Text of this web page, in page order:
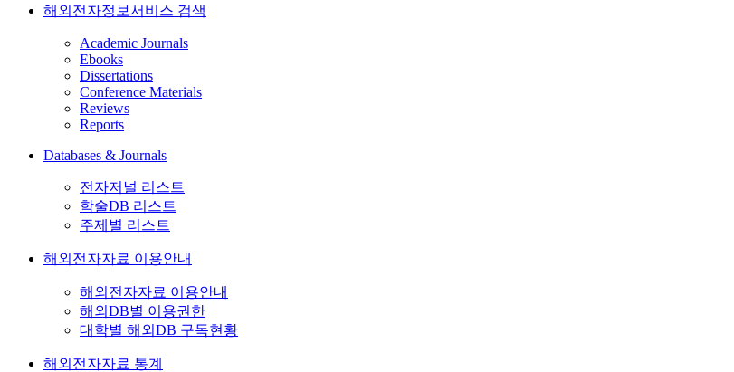
해외전자정보서비스 검색
Academic Journals
Ebooks
Dissertations
Conference Materials
Reviews
Reports
Databases & Journals
전자저널 리스트
학술DB 리스트
주제별 리스트
해외전자자료 이용안내
해외전자자료 이용안내
해외DB별 이용권한
대학별 해외DB 구독현황
해외전자자료 통계